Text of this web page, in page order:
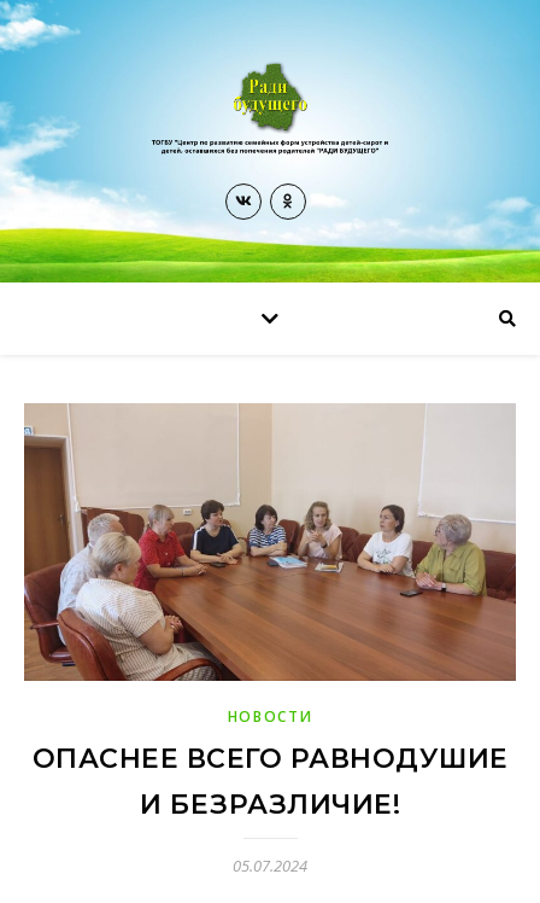
НОВОСТИ
ОПАСНЕЕ ВСЕГО РАВНОДУШИЕ
И БЕЗРАЗЛИЧИЕ!
05.07.2024